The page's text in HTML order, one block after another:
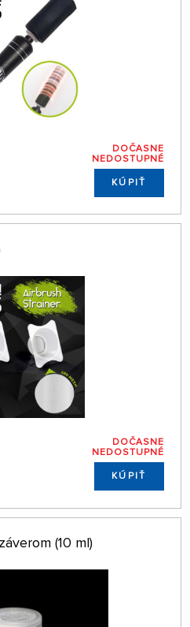
DOČASNE
NEDOSTUPNÉ
KÚPIŤ
DOČASNE
NEDOSTUPNÉ
KÚPIŤ
(10 ml)